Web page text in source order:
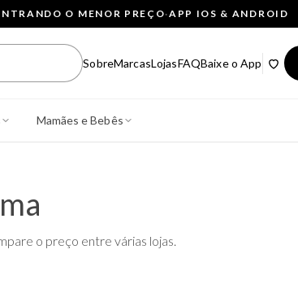
O MENOR PREÇO·APP IOS & ANDROID
SobreMarcasLojasFAQBaixe o App
Mamães e Bebês
o preço entre várias lojas.